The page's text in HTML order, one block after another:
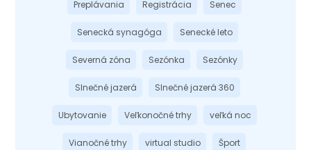
Preplávania Registrácia Senec
Senecká synagóga Senecké leto
Severná zóna Sezónka Sezónky
Slnečné jazerá Slnečné jazerá 360
Ubytovanie Veľkonočné trhy veľká noc
Vianočné trhy virtual studio Šport